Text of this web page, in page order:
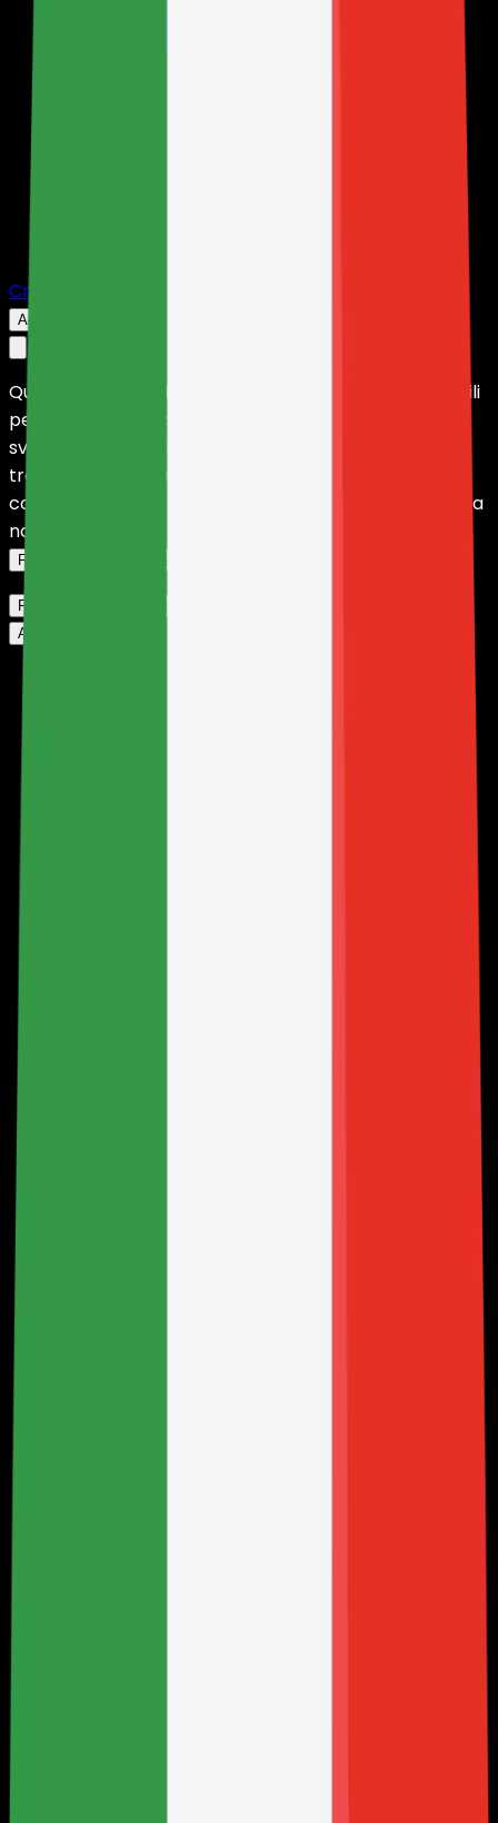
Crea Server
Accedi
Questo sito web utilizza cookie e altre tecnologie simili
per offrirti la migliore esperienza di navigazione,
svolgere attività di marketing e analizzare il nostro
traffico. HolyHosting utilizza queste tecnologie in
conformità con la nostra
e la
nostra
Politica sui cookie
Fai clic qui per modificare le tue impostazioni.
Fai clic qui per modificare le tue impostazioni.
Accetta